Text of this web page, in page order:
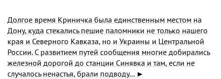
Долгое время Криничка была единственным местом на
Дону, куда стекались пешие паломники не только нашего
края и Северного Кавказа, но и Украины и Центральной
России. С развитием путей сообщения многие добирались
железной дорогой до станции Синявка и там, если не
случалось ненастья, брали подводу... ►